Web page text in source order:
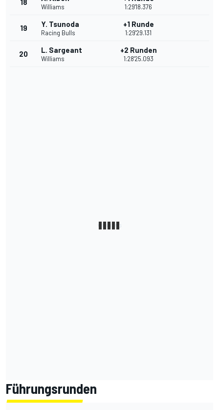
18
Williams 1:29'18.376
19 Y. Tsunoda
Racing Bulls
+1 Runde
1:29'29.131
20 L. Sargeant
Williams
+2 Runden
1:28'25.093
Führungsrunden